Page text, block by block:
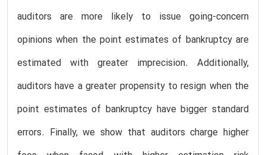
auditors are more likely to issue going-concern
opinions when the point estimates of bankruptcy are
estimated with greater imprecision. Additionally,
auditors have a greater propensity to resign when the
point estimates of bankruptcy have bigger standard
errors. Finally, we show that auditors charge higher